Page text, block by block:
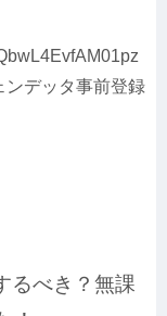
ンデッタ事前登録
るべき？無課